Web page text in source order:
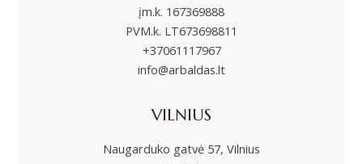
įm.k. 167369888
PVM.k. LT673698811
+37061117967
info@arbaldas.lt
VILNIUS
Naugarduko gatvė 57, Vilnius